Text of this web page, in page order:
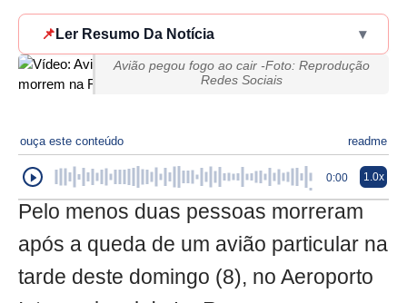
📌 Ler Resumo Da Notícia ▾
Avião pegou fogo ao cair -Foto: Reprodução
Redes Sociais
ouça este conteúdo readme
0:00 1.0x
Pelo menos duas pessoas morreram
após a queda de um avião particular na
tarde deste domingo (8), no Aeroporto